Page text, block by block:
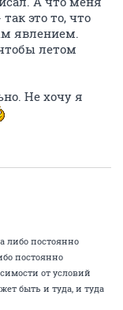
это то, что
явлением.
летом
Не хочу я
либо постоянно
постоянно
от условий
быть и туда, и туда